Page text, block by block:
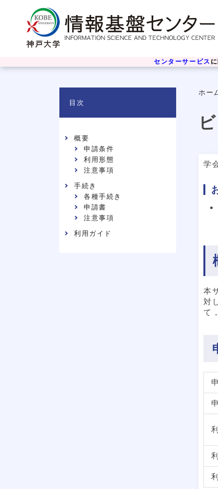
センターサービス
目次
概要
申請条件
利用形態
注意事項
手続き
各種手続き
申請書
注意事項
利用ガイド
ホー
学
本
対
て